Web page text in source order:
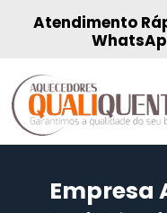
Atendimento
Empresa